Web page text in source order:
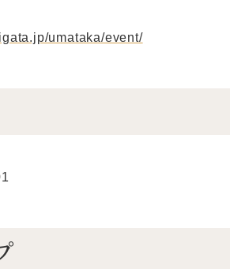
umataka/event/